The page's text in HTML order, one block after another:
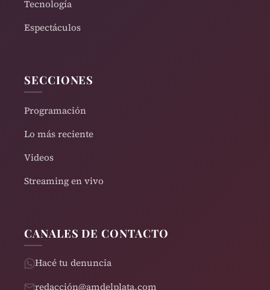
Tecnología
Espectáculos
SECCIONES
Programación
Lo más reciente
Videos
Streaming en vivo
CANALES DE CONTACTO
Hacé tu denuncia
redacción@amdelplata.com